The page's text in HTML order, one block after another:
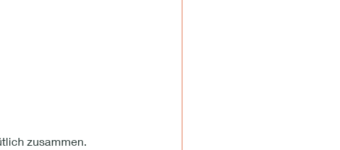
zusammen.